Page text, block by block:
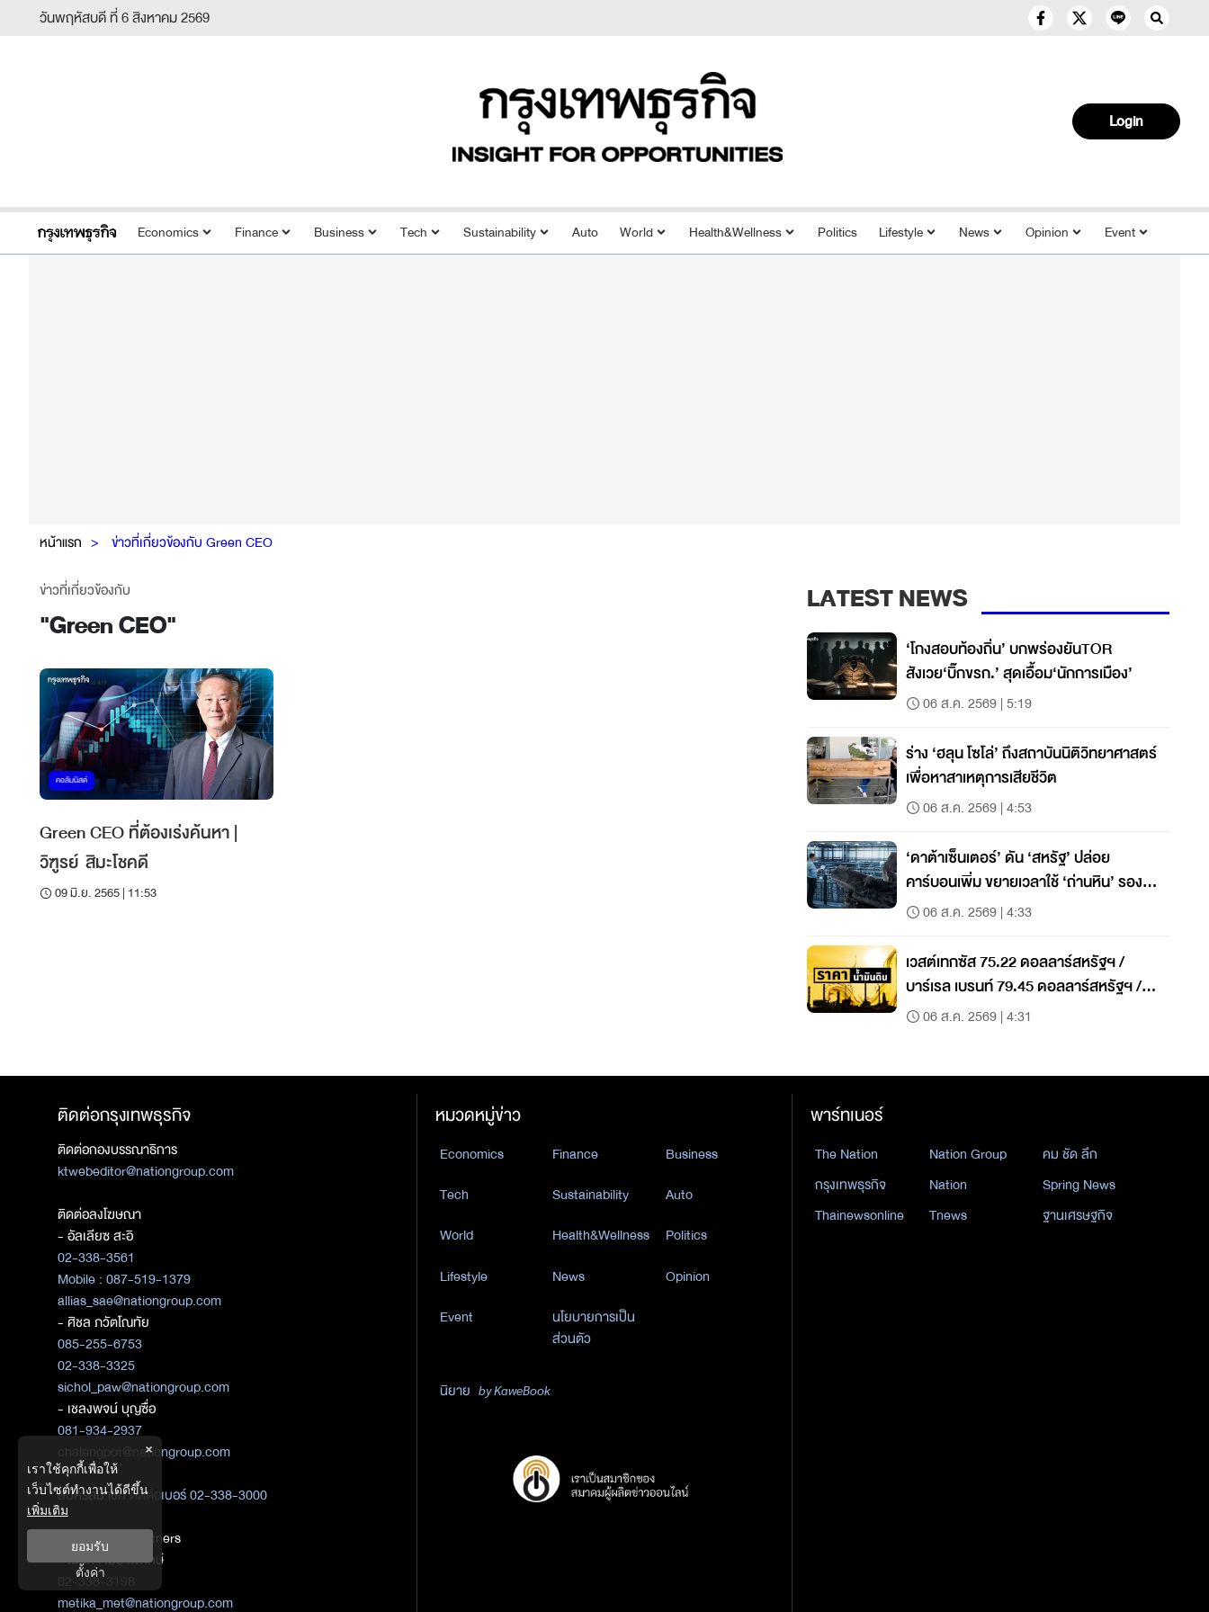
วันพฤหัสบดี ที่ 6 สิงหาคม 2569
Login
Economics Finance Business Tech Sustainability Auto World Health&Wellness Politics Lifestyle News Opinion Event
หน้าแรก ข่าวที่เกี่ยวข้องกับ Green CEO
ข่าวที่เกี่ยวข้องกับ
"Green CEO"
คอลัมนิสต์
Green CEO ที่ต้องเร่งค้นหา |
วิฑูรย์ สิมะโชคดี
09 มิ.ย. 2565 | 11:53
LATEST NEWS
‘โกงสอบท้องถิ่น’ บกพร่องยันTOR
สังเวย‘บิ๊กขรก.’ สุดเอื้อม‘นักการเมือง’
06 ส.ค. 2569 | 5:19
ร่าง ‘ฮลุน โซโล่’ ถึงสถาบันนิติวิทยาศาสตร์
เพื่อหาสาเหตุการเสียชีวิต
06 ส.ค. 2569 | 4:53
‘ดาต้าเซ็นเตอร์’ ดัน ‘สหรัฐ’ ปล่อย
คาร์บอนเพิ่ม ขยายเวลาใช้ ‘ถ่านหิน’ รองรับ
ความต้องการไฟฟ้า
06 ส.ค. 2569 | 4:33
เวสต์เทกซัส 75.22 ดอลลาร์สหรัฐฯ /
บาร์เรล เบรนท์ 79.45 ดอลลาร์สหรัฐฯ /
บาร์เรล
06 ส.ค. 2569 | 4:31
ติดต่อกรุงเทพธุรกิจ
ติดต่อกองบรรณาธิการ
ktwebeditor@nationgroup.com
ติดต่อลงโฆษณา
- อัลเลียซ สะอิ
02-338-3561
Mobile : 087-519-1379
allias_sae@nationgroup.com
- ศิชล ภวัตโณทัย
085-255-6753
02-338-3325
sichol_paw@nationgroup.com
- เชลงพจน์ บุญซื่อ
081-934-2937
chalengpot@nationgroup.com
สมัครสมาชิกติดต่อเบอร์ 02-338-3000
ติดต่อ Media Partners
- เมธิกา เมธาพิทักษ์
02-338-3198
metika_met@nationgroup.com
หมวดหมู่ข่าว
Economics Finance
Business
Tech
Sustainability
Auto
World
Health&Wellness
Politics
Lifestyle
News
Opinion
Event
นโยบายการเป็น
ส่วนตัว
นิยาย by KaweBook
พาร์ทเนอร์
The Nation Nation Group
คม ชัด ลึก
กรุงเทพธุรกิจ
Nation
Spring News
Thainewsonline
Tnews ฐานเศรษฐกิจ
×
เราใช้คุกกี้เพื่อให้
เว็บไซต์ทำงานได้ดีขึ้น
เพิ่มเติม
ยอมรับ
ตั้งค่า